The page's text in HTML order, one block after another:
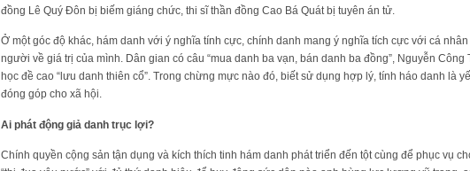
đồng Lê Quý Đôn bị biếm giáng chức, thi sĩ thần đồng Cao Bá Quát bị tuyên án tử.
Ở một góc độ khác, hám danh với ý nghĩa tính cực, chính danh mang ý nghĩa tích cực với cá
người về giá trị của mình. Dân gian có câu “mua danh ba vạn, bán danh ba đồng”, Nguyễn
học đề cao “lưu danh thiên cổ”. Trong chừng mực nào đó, biết sử dụng hợp lý, tính háo danh là
đóng góp cho xã hội.
Ai phát động giả danh trục lợi?
Chính quyền cộng sản tận dụng và kích thích tinh hám danh phát triển đến tột cùng để phục vụ